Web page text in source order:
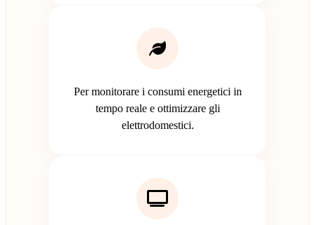
Per monitorare i consumi energetici in
tempo reale e ottimizzare gli
elettrodomestici.